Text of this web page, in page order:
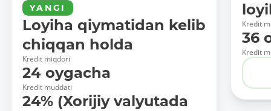
YANGI
Loyiha qiymatidan kelib
chiqqan holda
Kredit miqdori
24 oygacha
Kredit muddati
24% (Xorijiy valyutada
Kredit
36
Kredit